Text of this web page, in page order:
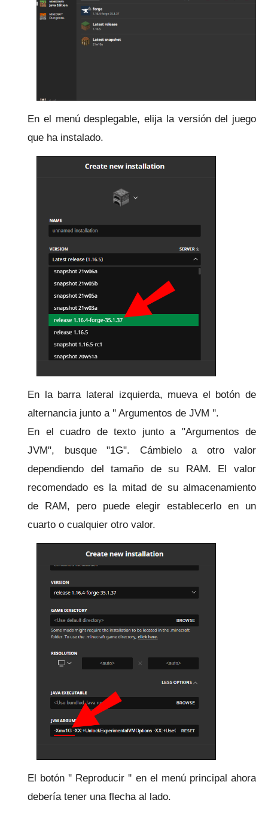
En el menú desplegable, elija la versión del juego
que ha instalado.
En la barra lateral izquierda, mueva el botón de
alternancia junto a '' Argumentos de JVM ''.
En el cuadro de texto junto a "Argumentos de
JVM", busque "1G". Cámbielo a otro valor
dependiendo del tamaño de su RAM.
El valor
recomendado es la mitad de su almacenamiento
de RAM, pero puede elegir establecerlo en un
cuarto o cualquier otro valor.
El botón '' Reproducir '' en el menú principal ahora
debería tener una flecha al lado.